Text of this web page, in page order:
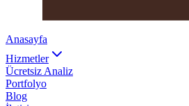
Anasayfa
Hizmetler
Ücretsiz Analiz
Portfolyo
Blog